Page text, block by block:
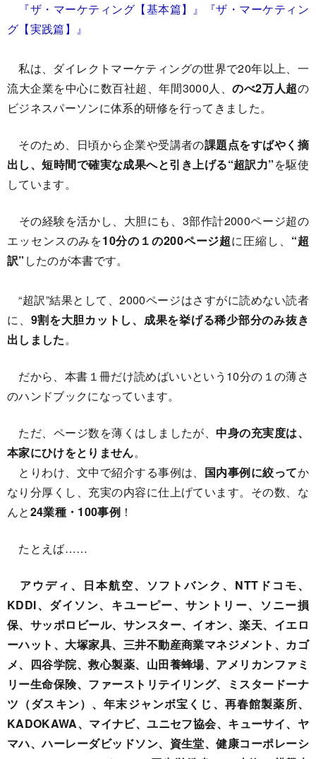
『ザ・マーケティング【基本篇】』
『ザ・マーケティン
グ【実践篇】』
私は、ダイレクトマーケティングの世界で20年以上、一
流大企業を中心に数百社超、年間3000人、のべ2万人超の
ビジネスパーソンに体系的研修を行ってきました。
そのため、日頃から企業や受講者の課題点をすばやく摘
出し、短時間で確実な成果へと引き上げる“超訳力”を駆使
しています。
その経験を活かし、大胆にも、3部作計2000ページ超の
エッセンスのみを10分の１の200ページ超に圧縮し、 “超
訳” したのが本書です。
“超訳”結果として、2000ページはさすがに読めない読者
に、 9割を大胆カットし、成果を挙げる稀少部分のみ抜き
出しました。
だから、本書１冊だけ読めばいいという10分の１の薄さ
のハンドブックになっています。
ただ、ページ数を薄くはしましたが、中身の充実度は、
本家にひけをとりません。
とりわけ、文中で紹介する事例は、 国内事例に絞ってか
なり分厚くし、充実の内容に仕上げています。その数、な
んと24業種・100事例！
たとえば……
アウディ、日本航空、ソフトバンク、NTTドコモ、
KDDI、ダイソン、キユーピー、サントリー、ソニー損
保、サッポロビール、サンスター、イオン、楽天、イエロ
ーハット、大塚家具、三井不動産商業マネジメント、カゴ
メ、四谷学院、救心製薬、山田養蜂場、アメリカンファミ
リー生命保険、ファーストリテイリング、ミスタードーナ
ツ（ダスキン）、年末ジャンボ宝くじ、再春館製薬所、
KADOKAWA、マイナビ、ユニセフ協会、キューサイ、ヤ
マハ、ハーレーダビッドソン、資生堂、健康コーポレーシ